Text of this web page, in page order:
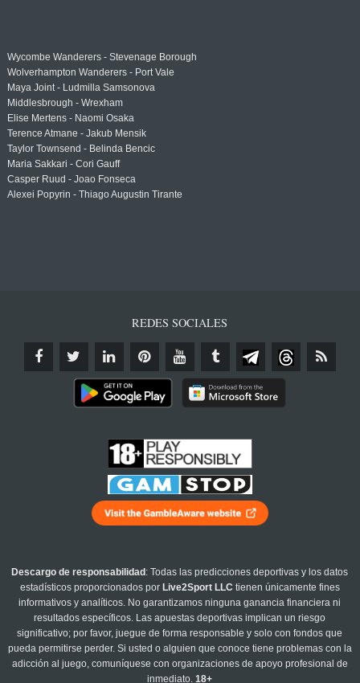
Wycombe Wanderers - Stevenage Borough
Wolverhampton Wanderers - Port Vale
Maya Joint - Ludmilla Samsonova
Middlesbrough - Wrexham
Elise Mertens - Naomi Osaka
Terence Atmane - Jakub Mensik
Taylor Townsend - Belinda Bencic
Maria Sakkari - Cori Gauff
Casper Ruud - Joao Fonseca
Alexei Popyrin - Thiago Augustin Tirante
REDES SOCIALES
Descargo de responsabilidad : Todas las predicciones deportivas y los datos
estadísticos proporcionados por Live2Sport LLC tienen únicamente fines
informativos y analíticos. No garantizamos ninguna ganancia financiera ni
resultados específicos. Las apuestas deportivas implican un riesgo
significativo; por favor, juegue de forma responsable y solo con fondos que
pueda permitirse perder. Si usted o alguien que conoce tiene problemas con la
adicción al juego, comuníquese con organizaciones de apoyo profesional de
inmediato.18+